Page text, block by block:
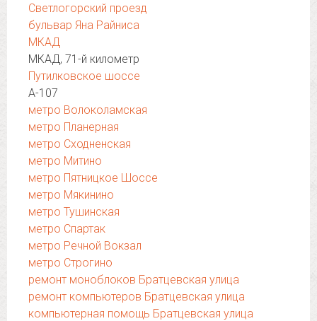
Светлогорский проезд
бульвар Яна Райниса
МКАД
МКАД, 71-й километр
Путилковское шоссе
А-107
метро Волоколамская
метро Планерная
метро Сходненская
метро Митино
метро Пятницкое Шоссе
метро Мякинино
метро Тушинская
метро Спартак
метро Речной Вокзал
метро Строгино
ремонт моноблоков Братцевская улица
ремонт компьютеров Братцевская улица
компьютерная помощь Братцевская улица